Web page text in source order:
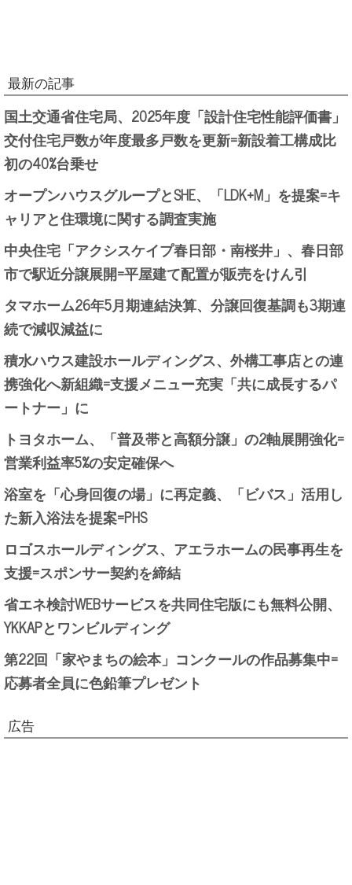
最新の記事
国土交通省住宅局、2025年度「設計住宅性能評価書」
交付住宅戸数が年度最多戸数を更新=新設着工構成比
初の40%台乗せ
オープンハウスグループとSHE、「LDK+M」を提案=キ
ャリアと住環境に関する調査実施
中央住宅「アクシスケイプ春日部・南桜井」、春日部
市で駅近分譲展開=平屋建て配置が販売をけん引
タマホーム26年5月期連結決算、分譲回復基調も3期連
続で減収減益に
積水ハウス建設ホールディングス、外構工事店との連
携強化へ新組織=支援メニュー充実「共に成長するパ
ートナー」に
トヨタホーム、「普及帯と高額分譲」の2軸展開強化=
営業利益率5%の安定確保へ
浴室を「心身回復の場」に再定義、「ビバス」活用し
た新入浴法を提案=PHS
ロゴスホールディングス、アエラホームの民事再生を
支援=スポンサー契約を締結
省エネ検討WEBサービスを共同住宅版にも無料公開、
YKKAPとワンビルディング
第22回「家やまちの絵本」コンクールの作品募集中=
応募者全員に色鉛筆プレゼント
広告